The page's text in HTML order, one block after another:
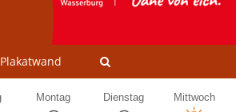
Plakatwand